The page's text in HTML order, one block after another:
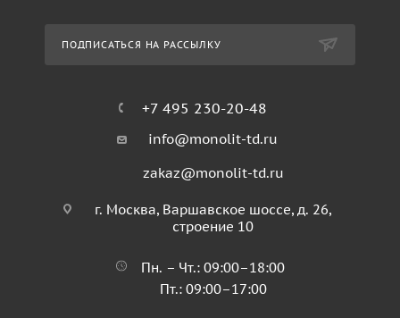
ПОДПИСАТЬСЯ НА РАССЫЛКУ
+7 495 230-20-48
info@monolit-td.ru
zakaz@monolit-td.ru
г. Москва, Варшавское шоссе, д. 26,
строение 10
Пн. – Чт.: 09:00–18:00
Пт.: 09:00–17:00